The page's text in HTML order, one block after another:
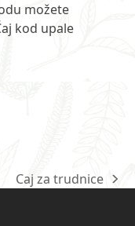
možete
kod upale
next
Caj za trudnice